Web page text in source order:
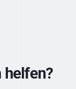
helfen?